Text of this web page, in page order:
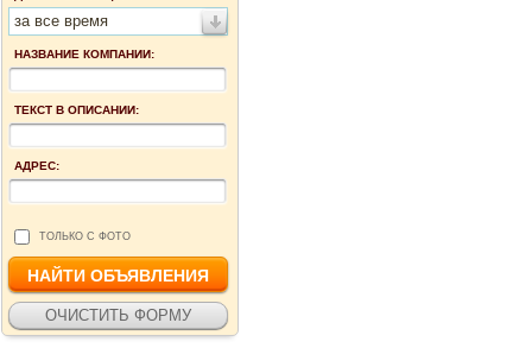
за все время
НАЗВАНИЕ КОМПАНИИ:
ТЕКСТ В ОПИСАНИИ:
АДРЕС:
ТОЛЬКО С ФОТО